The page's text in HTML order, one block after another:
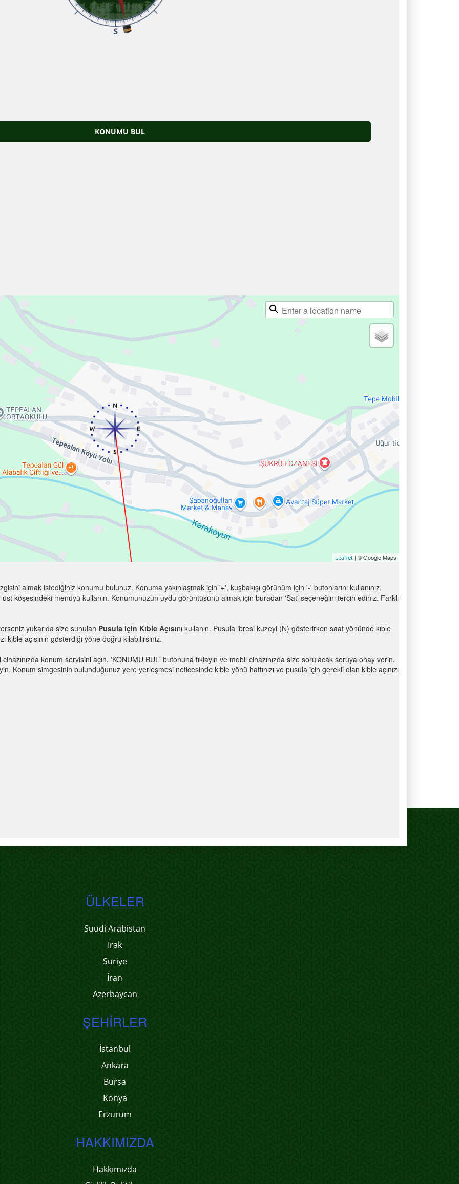
KONUMU BUL
Leaflet | © Google Maps
almak istediğiniz konumu bulunuz. Konuma yakınlaşmak için '+', kuşbakışı görünüm için '-' butonlarını kullanınız.
köşesindeki menüyü kullanın. Konumunuzun uydu görüntüsünü almak için buradan 'Sat' seçeneğini tercih ediniz. Farklı
yukarıda size sunulan Pusula için Kıble Açısını kullanın. Pusula ibresi kuzeyi (N) gösterirken saat yönünde kıble
kıble açısının gösterdiği yöne doğru kılabilirsiniz.
konum servisini açın. 'KONUMU BUL' butonuna tıklayın ve mobil cihazınızda size sorulacak soruya onay verin.
Konum simgesinin bulunduğunuz yere yerleşmesi neticesinde kıble yönü hattınızı ve pusula için gerekli olan kıble açınızı
ÜLKELER
Suudi Arabistan
Irak
Suriye
İran
Azerbaycan
ŞEHIRLER
İstanbul
Ankara
Bursa
Konya
Erzurum
HAKKIMIZDA
Hakkımızda